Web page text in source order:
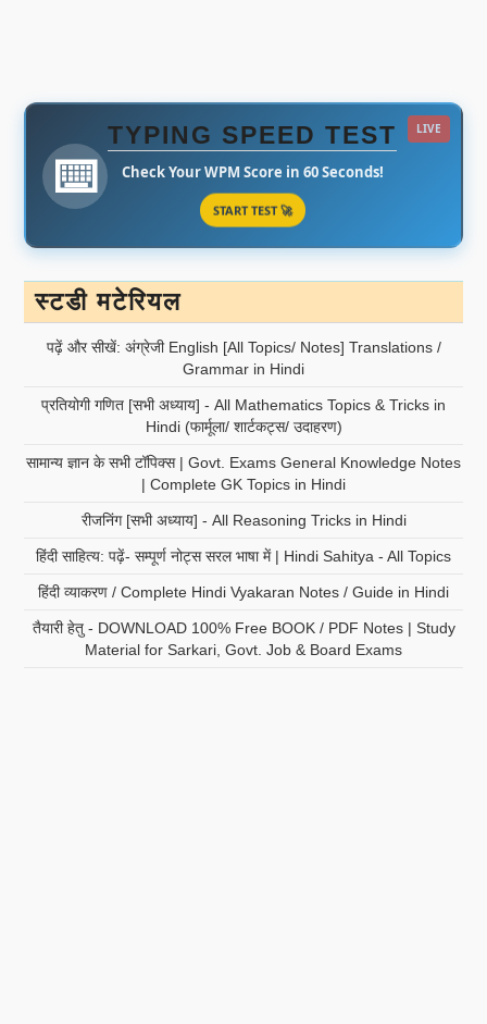
⌨️
TYPING SPEED TEST
Check Your WPM Score in 60 Seconds!
START TEST 🚀
LIVE
स्टडी मटेरियल
पढ़ें और सीखें: अंग्रेजी English [All Topics/ Notes] Translations /
Grammar in Hindi
प्रतियोगी गणित [सभी अध्याय] - All Mathematics Topics & Tricks in
Hindi (फार्मूला/ शार्टकट्स/ उदाहरण)
सामान्य ज्ञान के सभी टॉपिक्स | Govt. Exams General Knowledge Notes
| Complete GK Topics in Hindi
रीजनिंग [सभी अध्याय] - All Reasoning Tricks in Hindi
हिंदी साहित्य: पढ़ें- सम्पूर्ण नोट्स सरल भाषा में | Hindi Sahitya - All Topics
हिंदी व्याकरण / Complete Hindi Vyakaran Notes / Guide in Hindi
तैयारी हेतु - DOWNLOAD 100% Free BOOK / PDF Notes | Study
Material for Sarkari, Govt. Job & Board Exams